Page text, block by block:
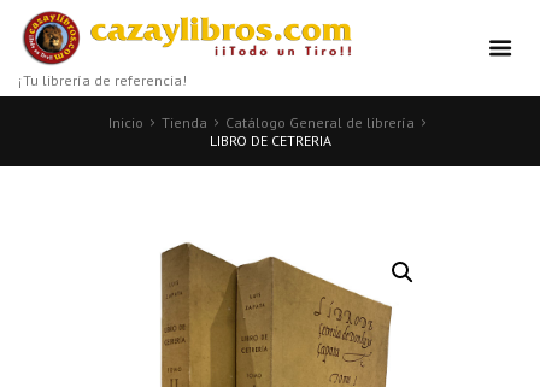
¡Tu librería de referencia!
Inicio Tienda
Catálogo General de librería
LIBRO DE CETRERIA